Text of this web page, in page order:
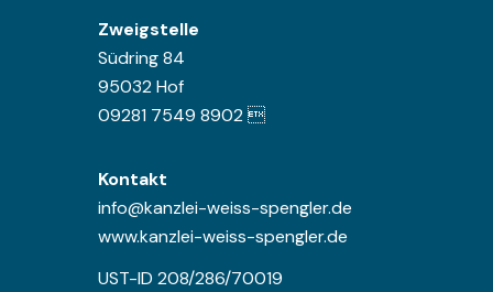
Zweigstelle
Südring 84
95032 Hof
09281 7549 8902 
Kontakt
info@kanzlei-weiss-spengler.de
www.kanzlei-weiss-spengler.de
UST-ID 208/286/70019